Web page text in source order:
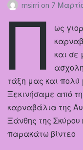
msirri on 7
Π
ως
και σε
τάξη μας και πολύ
Ξεκινήσαμε από
καρναβάλια της
Ξάνθης της Σκύρου
παρακάτω βίντεο